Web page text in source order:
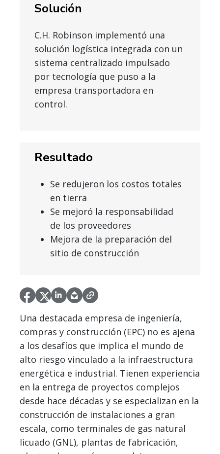
Solución
C.H. Robinson implementó una
solución logística integrada con un
sistema centralizado impulsado
por tecnología que puso a la
empresa transportadora en
control.
Resultado
Se redujeron los costos totales
en tierra
Se mejoró la responsabilidad
de los proveedores
Mejora de la preparación del
sitio de construcción
Una destacada empresa de ingeniería,
compras y construcción (EPC) no es ajena
a los desafíos que implica el mundo de
alto riesgo vinculado a la infraestructura
energética e industrial. Tienen experiencia
en la entrega de proyectos complejos
desde hace décadas y se especializan en la
construcción de instalaciones a gran
escala, como terminales de gas natural
licuado (GNL), plantas de fabricación,